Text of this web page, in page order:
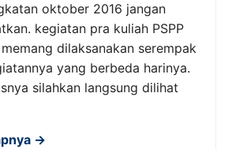
oktober 2016 jangan
kegiatan pra kuliah PSPP
dilaksanakan serempak
yang berbeda harinya.
silahkan langsung dilihat
→